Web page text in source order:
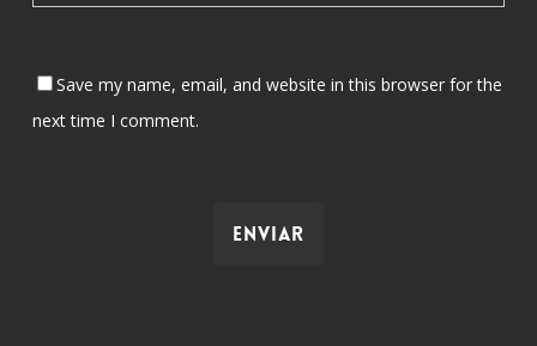
Save my name, email, and website in this browser for the
next time I comment.